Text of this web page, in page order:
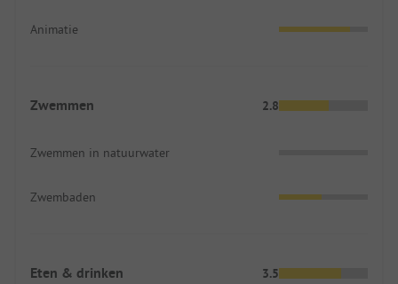
Animatie
Zwemmen 2.8
Zwemmen in natuurwater
Zwembaden
Eten & drinken 3.5